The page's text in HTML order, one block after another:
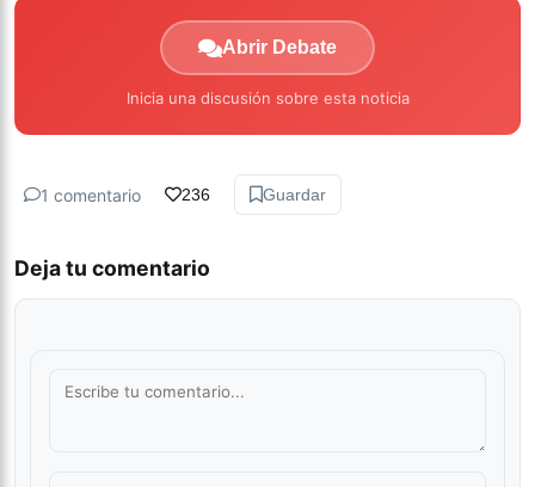
Abrir Debate
Inicia una discusión sobre esta noticia
1 comentario 236 Guardar
Deja tu comentario